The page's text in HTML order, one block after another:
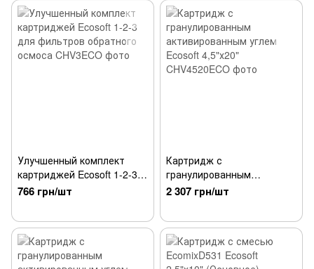
Улучшенный комплект
картриджей Ecosoft 1-2-3
для фильтров обратного
766 грн/шт
Картридж с
гранулированным
активированным углем
2 307 грн/шт